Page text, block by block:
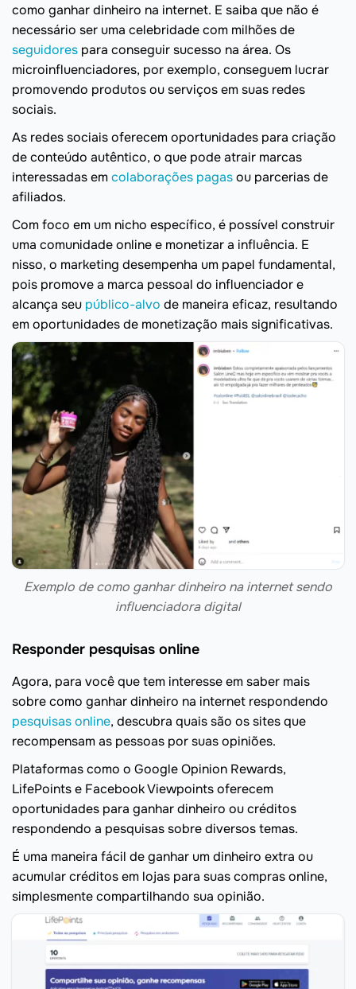
como ganhar dinheiro na internet. E saiba que não é
necessário ser uma celebridade com milhões de
seguidores para conseguir sucesso na área. Os
microinfluenciadores, por exemplo, conseguem lucrar
promovendo produtos ou serviços em suas redes
sociais.
As redes sociais oferecem oportunidades para criação
de conteúdo autêntico, o que pode atrair marcas
interessadas emcolaborações pagasou parcerias de
afiliados.
Com foco em um nicho específico, é possível construir
uma comunidade online e monetizar a influência. E
nisso, o marketing desempenha um papel fundamental,
pois promove a marca pessoal do influenciador e
alcança seu público-alvo de maneira eficaz, resultando
em oportunidades de monetização mais significativas.
Exemplo de como ganhar dinheiro na internet sendo
influenciadora digital
Responder pesquisas online
Agora, para você que tem interesse em saber mais
sobre como ganhar dinheiro na internet respondendo
pesquisas online, descubra quais são os sites que
recompensam as pessoas por suas opiniões.
Plataformas como o Google Opinion Rewards,
LifePoints e Facebook Viewpoints oferecem
oportunidades para ganhar dinheiro ou créditos
respondendo a pesquisas sobre diversos temas.
É uma maneira fácil de ganhar um dinheiro extra ou
acumular créditos em lojas para suas compras online,
simplesmente compartilhando sua opinião.